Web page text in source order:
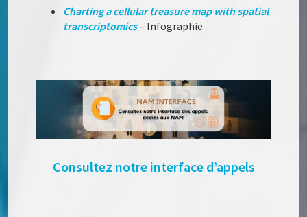
Charting a cellular treasure map with spatial
transcriptomics– Infographie
Consultez notre interface d’appels